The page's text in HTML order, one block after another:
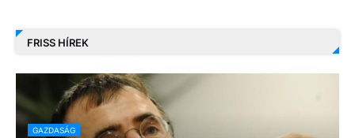
FRISS HÍREK
GAZDASÁG